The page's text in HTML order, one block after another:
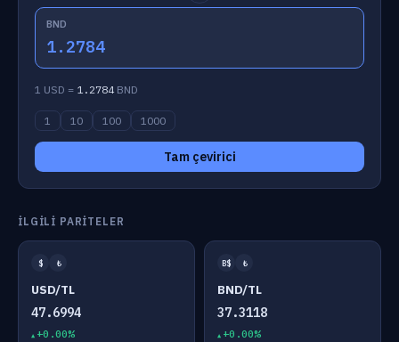
BND
1.2784
1 USD = 1.2784BND
1 10 100 1000
Tam çevirici
İLGILI PARITELER
$ ₺
USD/TL
47.6994
+0.00%
B$ ₺
BND/TL
37.3118
+0.00%